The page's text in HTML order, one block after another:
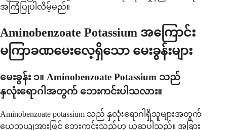
အကြံပြုပါလိမ့်မည်။
Aminobenzoate Potassium အကြောင်း
မကြာခဏမေးလေ့ရှိသော မေးခွန်းများ
မေးခွန်း ၁။ Aminobenzoate Potassium သည်
နှလုံးရောဂါအတွက် ဘေးကင်းပါသလား။
Aminobenzoate potassium သည် နှလုံးရောဂါရှိသူများအတွက်
ယေဘုယျအားဖြင့် ဘေးကင်းသည်ဟု ယူဆပါသည်။ အခြား